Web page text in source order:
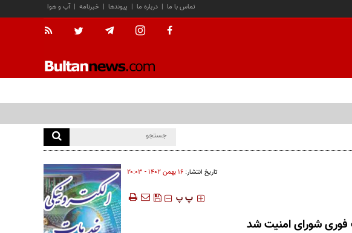
آب و هوا | خبرنامه | پیوندها | درباره ما | تماس با ما
تاریخ انتشار: ۱۶ بهمن ۱۴۰۲ - ۲۰:۰۳
‍‍‍ پ پ
شورای امنیت شد